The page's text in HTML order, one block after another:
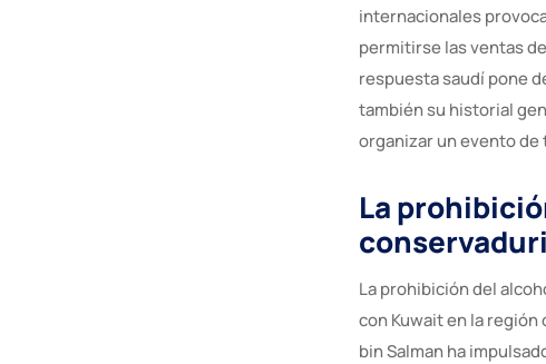
internacionales
permitirse las ventas
respuesta saudí pone
también su historial
organizar un evento de
La
La prohibición del
con Kuwait en la
bin Salman ha